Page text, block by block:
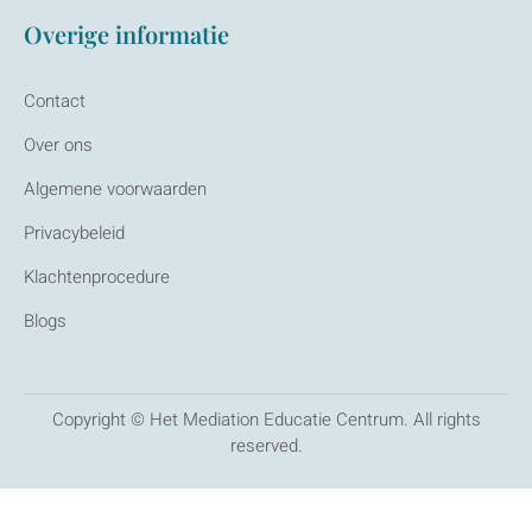
Overige informatie
Contact
Over ons
Algemene voorwaarden
Privacybeleid
Klachtenprocedure
Blogs
Copyright © Het Mediation Educatie Centrum. All rights
reserved.